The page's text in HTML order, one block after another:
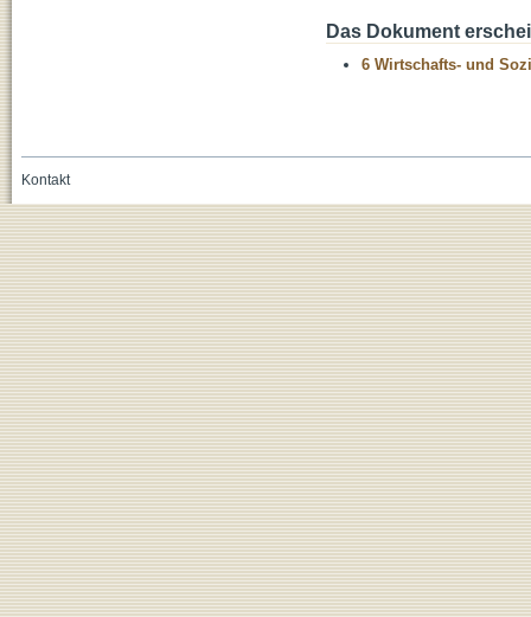
Das Dokument
6 Wirtschafts- und
Kontakt